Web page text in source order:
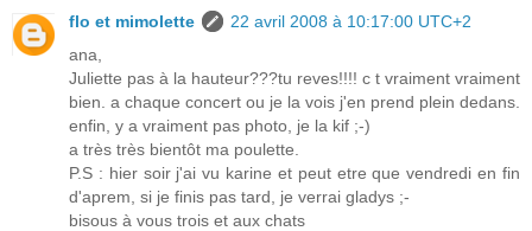
flo et mimolette
22 avril 2008 à 10:17:00 UTC+2
ana,
Juliette pas à la hauteur???tu reves!!!! c t vraiment vraiment
bien. a chaque concert ou je la vois j'en prend plein dedans.
enfin, y a vraiment pas photo, je la kif ;-)
a très très bientôt ma poulette.
P.S : hier soir j'ai vu karine et peut etre que vendredi en fin
d'aprem, si je finis pas tard, je verrai gladys ;-
bisous à vous trois et aux chats